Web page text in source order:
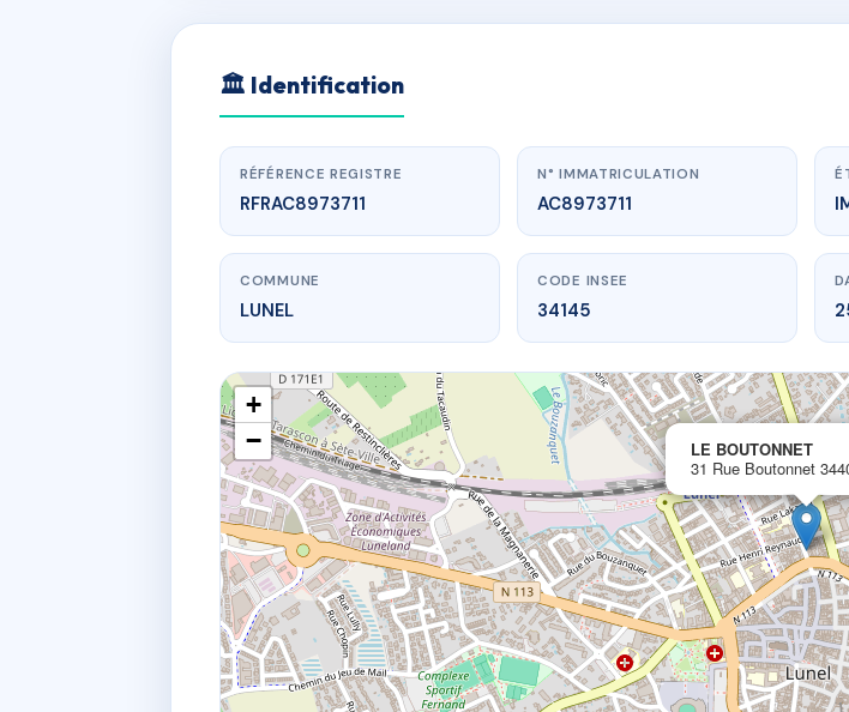
AC8973711 🇫🇷
www.vme.plus/AC8973711
LE BOUTONNET
31 Rue Boutonnet34400 LUNEL
🏛 Identification
RÉFÉRENCE REGISTRE
RFRAC8973711
N° IMMATRICULATION
AC8973711
COMMUNE
LUNEL
CODE INSEE
34145
LE BOUTONNET
31 Rue Boutonnet
+
−